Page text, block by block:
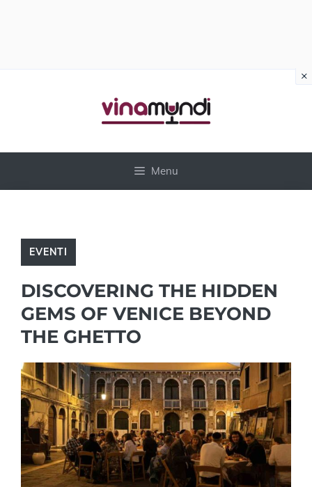
Menu
EVENTI
DISCOVERING THE HIDDEN
GEMS OF VENICE BEYOND
THE GHETTO
×